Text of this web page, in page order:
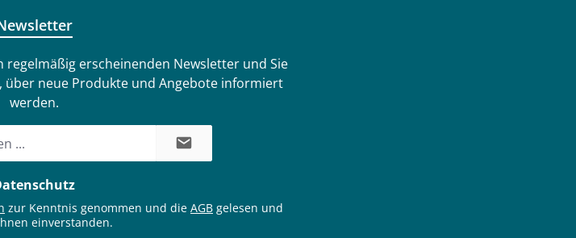
erscheinenden Newsletter und Sie
neue Produkte und Angebote informiert
werden.
zur Kenntnis genommen und die AGB gelesen und
einverstanden.